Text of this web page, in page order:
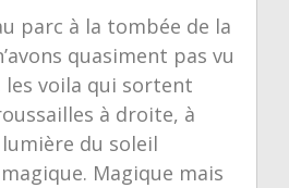
parc à la tombée de la
quasiment pas vu
les voila qui sortent
à droite, à
lumière du soleil
Magique mais